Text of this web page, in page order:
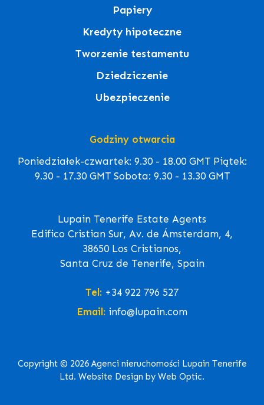
Papiery
Kredyty hipoteczne
Tworzenie testamentu
Dziedziczenie
Ubezpieczenie
Godziny otwarcia
Poniedziałek-czwartek: 9.30 - 18.00 GMT Piątek:
9.30 - 17.30 GMT Sobota: 9.30 - 13.30 GMT
Lupain Tenerife Estate Agents
Edifico Cristian Sur, Av. de Ámsterdam, 4,
38650 Los Cristianos,
Santa Cruz de Tenerife, Spain
Tel: +34 922 796 527
Email: info@lupain.com
Copyright © 2026 Agenci nieruchomości Lupain Tenerife
Ltd. Website Design by Web Optic.